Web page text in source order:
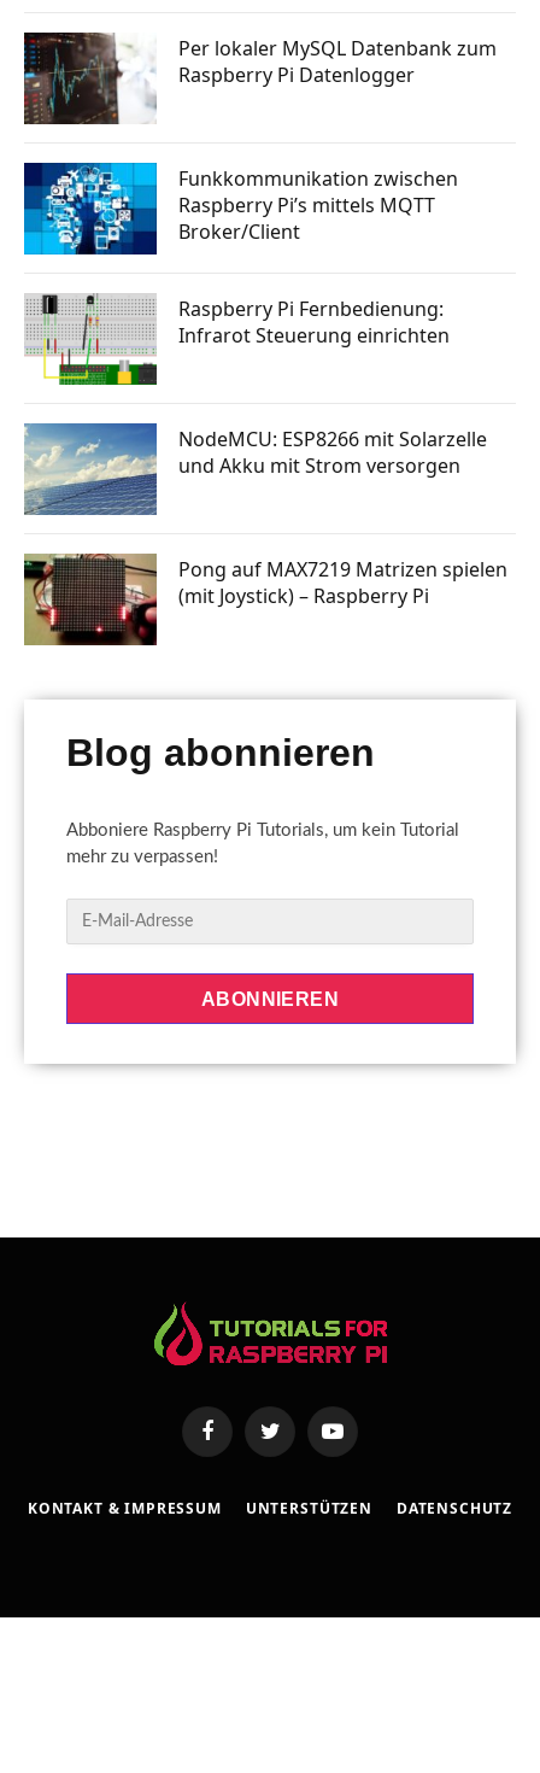
Per lokaler MySQL Datenbank zum
Raspberry Pi Datenlogger
Funkkommunikation zwischen
Raspberry Pi’s mittels MQTT
Broker/Client
Raspberry Pi Fernbedienung:
Infrarot Steuerung einrichten
NodeMCU: ESP8266 mit Solarzelle
und Akku mit Strom versorgen
Pong auf MAX7219 Matrizen spielen
(mit Joystick) – Raspberry Pi
Blog abonnieren
Abboniere Raspberry Pi Tutorials, um kein Tutorial
mehr zu verpassen!
-
ABONNIEREN
FacebookTwitter YouTube
KONTAKT & IMPRESSUM UNTERSTÜTZEN DATENSCHUTZ